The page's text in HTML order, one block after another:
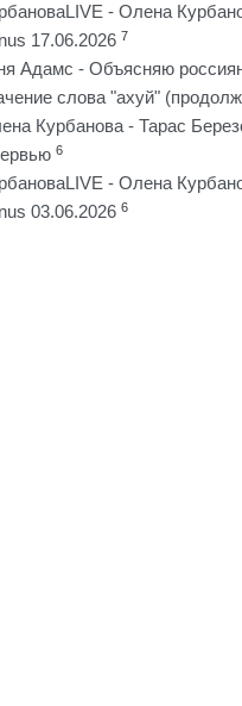
- Олена
17.06.2026 7
Адамс - Объясняю
слова "ахуй"
Курбанова - Тарас
6
- Олена
03.06.2026 6